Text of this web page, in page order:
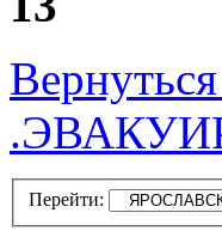
Перейти: